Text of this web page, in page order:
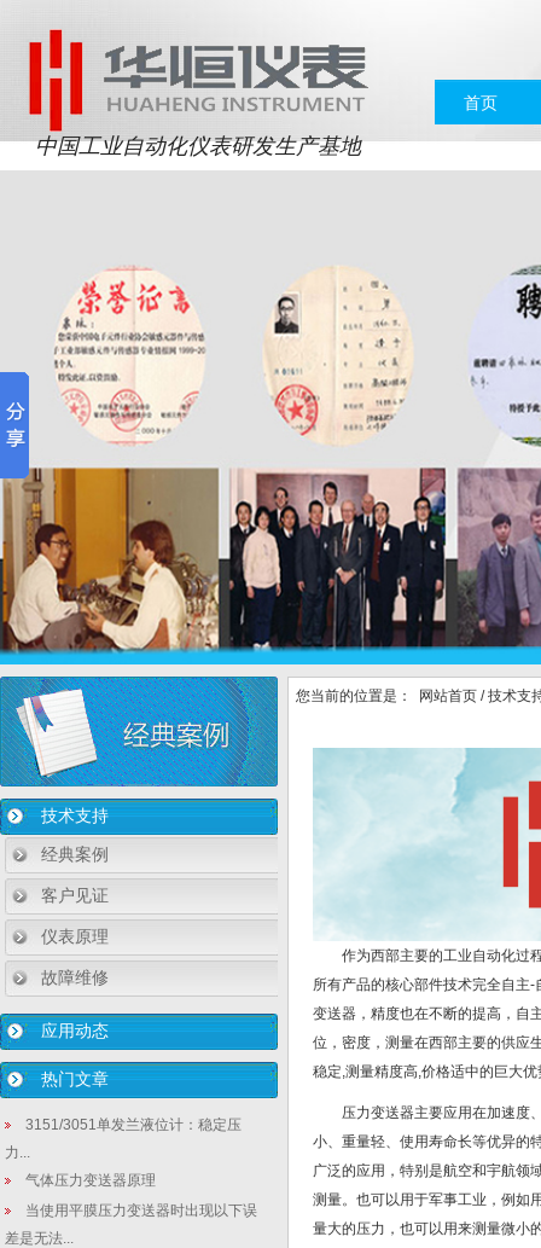
中国工业自动化仪表研发生产基地
首页
技术支持
经典案例
客户见证
仪表原理
故障维修
应用动态
热门文章
3151/3051单发兰液位计：稳定压
力...
气体压力变送器原理
当使用平膜压力变送器时出现以下误
差是无法...
您当前的位置是： 网站首页 /技术支
作为西部主要的工业自动化过
所有产品的核心部件技术完全自主
变送器，精度也在不断的提高，自
位，密度，测量在西部主要的供应
稳定,测量精度高,价格适中的巨大
压力变送器主要应用在加速度
小、重量轻、使用寿命长等优异的
广泛的应用，特别是航空和宇航领
测量。也可以用于军事工业，例如
量大的压力，也可以用来测量微小